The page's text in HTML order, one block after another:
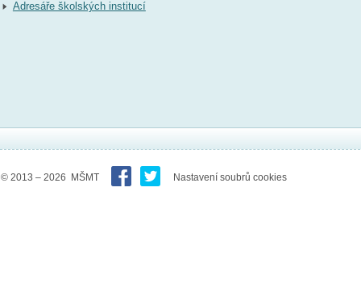
Adresáře školských institucí
© 2013 – 2026 MŠMT Nastavení soubrů cookies